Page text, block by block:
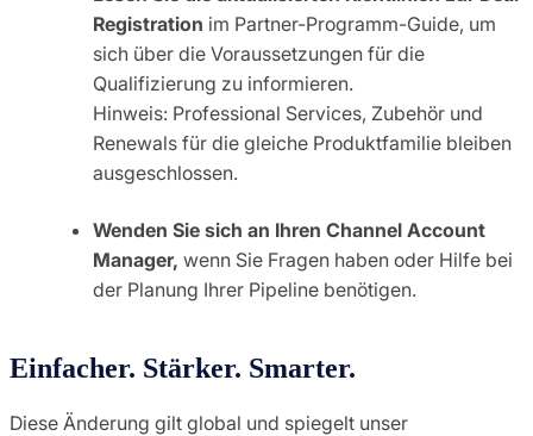
Registration im Partner-Programm-Guide, um
sich über die Voraussetzungen für die
Qualifizierung zu informieren.
Hinweis: Professional Services, Zubehör und
Renewals für die gleiche Produktfamilie bleiben
ausgeschlossen.
Wenden Sie sich an Ihren Channel Account
Manager, wenn Sie Fragen haben oder Hilfe bei
der Planung Ihrer Pipeline benötigen.
Einfacher. Stärker. Smarter.
Diese Änderung gilt global und spiegelt unser